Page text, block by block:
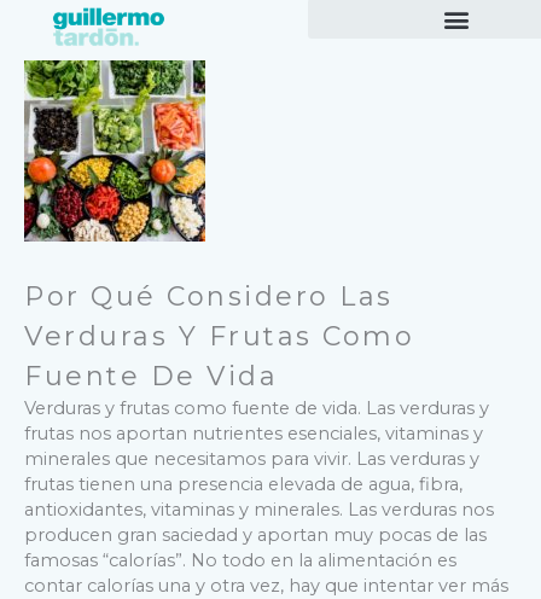
contenido
Por Qué Considero Las
Verduras Y Frutas Como
Fuente De Vida
Verduras y frutas como fuente de vida. Las verduras y
frutas nos aportan nutrientes esenciales, vitaminas y
minerales que necesitamos para vivir. Las verduras y
frutas tienen una presencia elevada de agua, fibra,
antioxidantes, vitaminas y minerales. Las verduras nos
producen gran saciedad y aportan muy pocas de las
famosas “calorías”. No todo en la alimentación es
contar calorías una y otra vez, hay que intentar ver más